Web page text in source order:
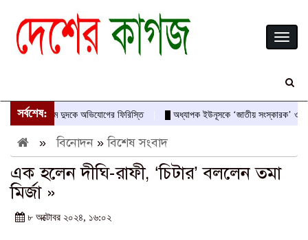
সর্বশেষ:
নামে দুদকে অভিযোগের ফিরিস্তি অধ্যাপক ইউনূসকে ‘জাতীয় সংস্কারক’ ও
»বিনোদন »বিশেষ সংবাদ
এক হলেন দীঘি-রাফী, ‘চিটার’ বললেন তমা
মির্জা »
৮ অক্টোবর ২০২৪, ১৬:০২